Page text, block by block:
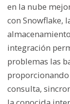
en la nube
con Snowflake,
integración
problemas las
consulta,